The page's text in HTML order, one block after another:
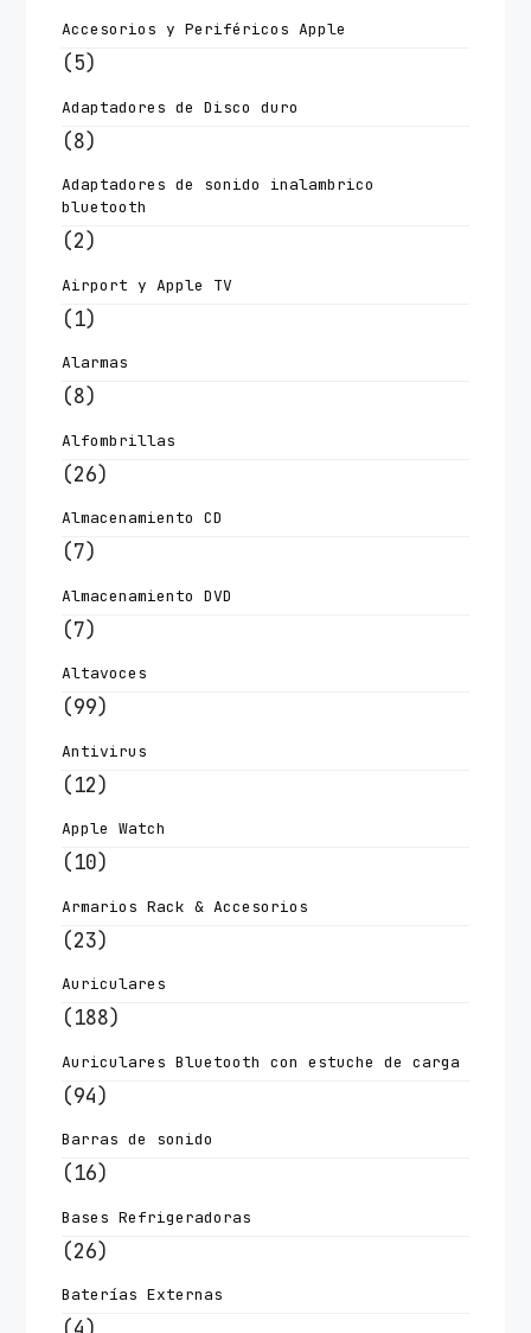
Accesorios y Periféricos Apple
(5)
Adaptadores de Disco duro
(8)
Adaptadores de sonido inalambrico
bluetooth
(2)
Airport y Apple TV
(1)
Alarmas
(8)
Alfombrillas
(26)
Almacenamiento CD
(7)
Almacenamiento DVD
(7)
Altavoces
(99)
Antivirus
(12)
Apple Watch
(10)
Armarios Rack & Accesorios
(23)
Auriculares
(188)
Auriculares Bluetooth con estuche de carga
(94)
Barras de sonido
(16)
Bases Refrigeradoras
(26)
Baterías Externas